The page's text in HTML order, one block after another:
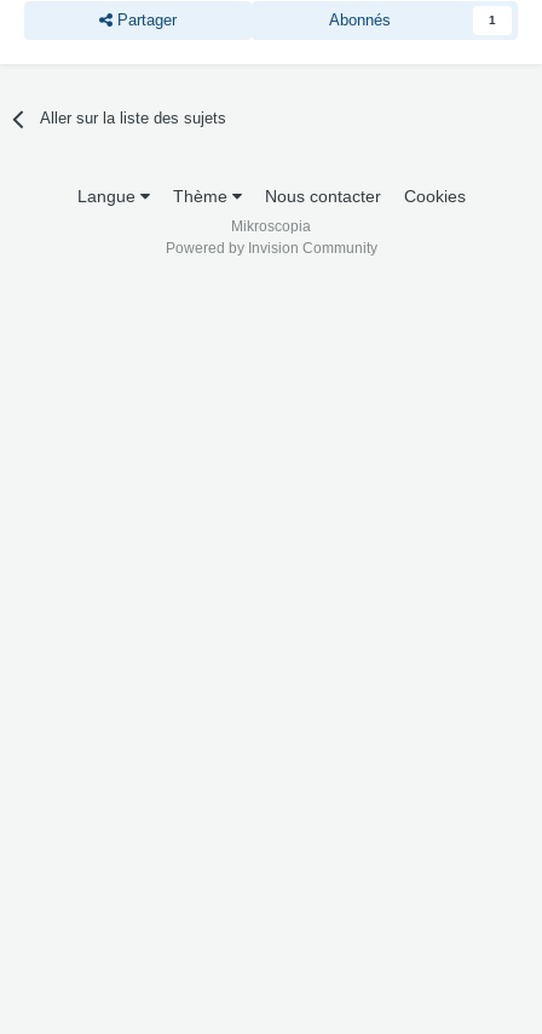
Partager Abonnés 1
Aller sur la liste des sujets
Langue Thème Nous contacter Cookies
Mikroscopia
Powered by Invision Community